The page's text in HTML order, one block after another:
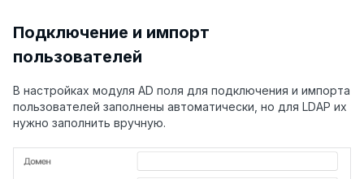
Подключение и импорт
пользователей
В настройках модуля AD поля для подключения и импорта
пользователей заполнены автоматически, но для LDAP их
нужно заполнить вручную.